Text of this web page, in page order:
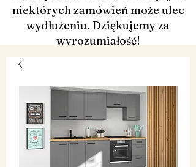
niektórych zamówień może ulec
wydłużeniu. Dziękujemy za
wyrozumiałość!